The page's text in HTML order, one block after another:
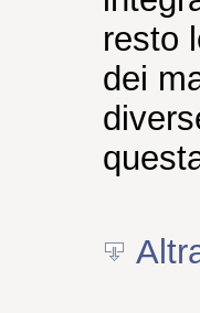
resto
dei